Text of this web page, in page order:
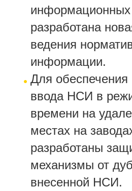
разработана
ведения
информации.
Для обеспечения
ввода НСИ в
времени на
местах на
разработаны
механизмы от
внесенной НСИ.